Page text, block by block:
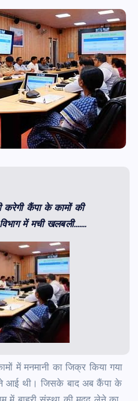
करेगी कैंपा के कामों की
में मची खलबली…….
में मनमानी का जिक्र किया गया
आई थी। जिसके बाद अब कैंपा के